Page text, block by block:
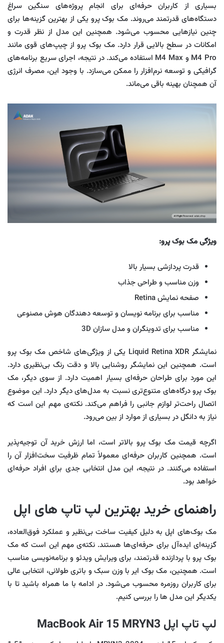
بسیاری از کاربران حرفه‌ای برای انجام پروژه‌های سنگین سراغ
دستگاه‌های قدرتمند می‌روند. مک بوک پرو یکی از بهترین گزینه‌ها برای
چنین نیازهایی محسوب می‌شود. همچنین این مدل از نظر قدرت و
امکانات در سطح بالایی قرار دارد. مک بوک پرو از چیپ‌های قوی مانند
M4 Pro و M4 Max استفاده می‌کند. در نتیجه، اجرای سریع برنامه‌های
گرافیکی و توسعه نرم‌افزار را ممکن می‌سازد. با وجود این، مصرف انرژی
آن همچنان بهینه باقی می‌ماند.
ویژگی‌ مک بوک پرو:
قدرت پردازشی بسیار بالا
وزن مناسب و طراحی جذاب
صفحه نمایش Retina
مناسب برای برنامه نویسان و توسعه دهندگان هوش مصنوعی
مناسب برای تدوینگران و مدل سازان 3D
نمایشگر Liquid Retina XDR یکی از ویژگی‌های شاخص مک بوک پرو
است. همچنین این نمایشگر روشنایی بالا و دقت رنگ بی‌نظیری دارد.
این مورد برای طراحان حرفه‌ای بسیار اهمیت دارد. از سوی دیگر، مک
بوک پرو درگاه‌های متنوع‌تری نسبت به مدل‌های دیگر دارد. این موضوع
اتصال راحت‌تر لوازم جانبی را فراهم می‌کند. نکته‌ی مهم این است که
نیاز به دانگل در بسیاری از موارد از بین می‌رود.
اگرچه قیمت مک بوک پرو بالاتر است، اما ارزش خرید آن توجیه‌پذیر
است. همچنین کاربران حرفه‌ای معمولاً تمام ظرفیت سخت‌افزار آن را
استفاده می‌کنند. در نتیجه، این مدل انتخابی جدی برای افراد حرفه‌ای
خواهد بود.
راهنمای خرید بهترین لپ تاپ های اپل
مک بوک‌های اپل به دلیل کیفیت ساخت بی‌نظیر و عملکرد فوق‌العاده،
گزینه‌ای ایده‌آل برای حرفه‌ای‌ها هستند. نکته‌ی مهم این است که مک
بوک پرو با پردازنده قدرتمند، برای ویرایش ویدئو و برنامه‌نویسی مناسب
است. همچنین، مک بوک ایر با وزن سبک و باتری طولانی، انتخابی عالی
برای کاربران روزمره محسوب می‌شود. در ادامه با ما همراه باشید تا با
یکدیگر این مدل ها را بررسی کنیم.
لپ تاپ اپل MacBook Air 15 MRYN3